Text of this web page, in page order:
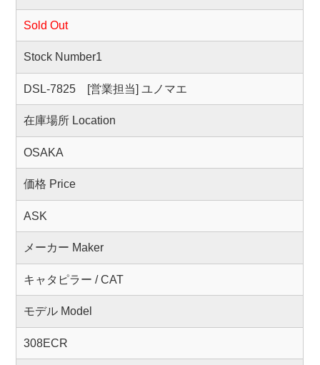
Sold Out
Stock Number1
DSL-7825 [営業担当] ユノマエ
在庫場所 Location
OSAKA
価格 Price
ASK
メーカー Maker
キャタピラー / CAT
モデル Model
308ECR